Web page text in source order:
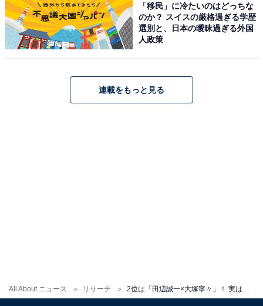
All About ニュース リサーチ 2位は「田辺誠一×大塚寧々」！ 実は夫婦だと知って驚いた、俳優同士の「芸能人夫婦」ランキング
「移民」に冷たいのはどっちな
のか？ スイスの厳格過ぎる学歴
選別と、日本の曖昧過ぎる外国
人政策
連載をもっと見る